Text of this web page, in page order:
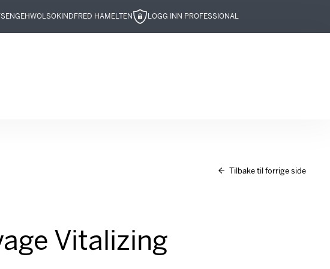
GEHWOL SOKIND FRED HAMELTEN LOGG INN PROFESSIONAL
Tilbake til forrige side
Vitalizing